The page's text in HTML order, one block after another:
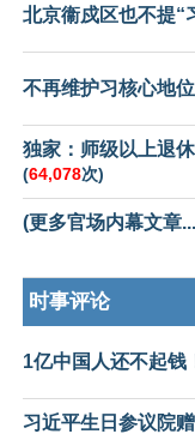
北京衞戍区也不提“
不再维护习核心地
独家：师级以上退
(64,078次)
(更多官场内幕文章
时事评论
1亿中国人还不起钱
习近平生日参议院